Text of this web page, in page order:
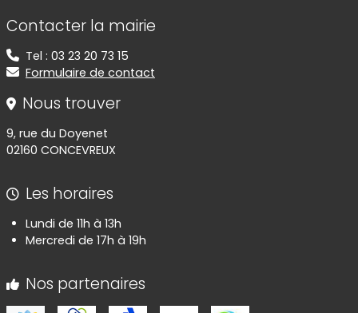
Informations de contact
Contacter la mairie
Tel : 03 23 20 73 15
Formulaire de contact
Nous trouver
9, rue du Doyenet
02160 CONCEVREUX
Les horaires
Lundi de 11h à 13h
Mercredi de 17h à 19h
Nos partenaires